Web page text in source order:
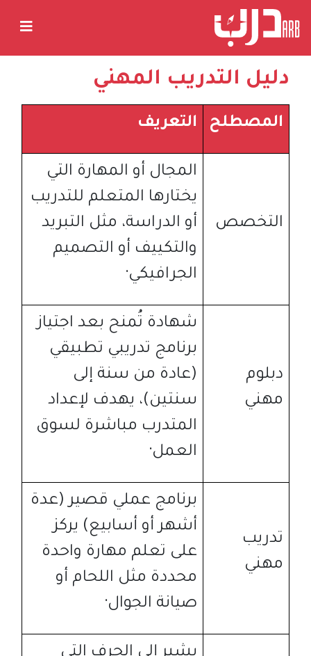
دليل التدريب المهني
المصطلح التعريف
التخصص
المجال أو المهارة التي
يختارها المتعلم للتدريب
أو الدراسة، مثل التبريد
والتكييف أو التصميم
الجرافيكي·
دبلوم
مهني
شهادة تُمنح بعد اجتياز
برنامج تدريبي تطبيقي
(عادة من سنة إلى
سنتين)، يهدف لإعداد
المتدرب مباشرة لسوق
العمل·
تدريب
مهني
برنامج عملي قصير(عدة
أشهر أو أسابيع) يركز
على تعلم مهارة واحدة
محددة مثل اللحام أو
صيانة الجوال·